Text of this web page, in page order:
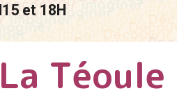
et 18H
Téoule